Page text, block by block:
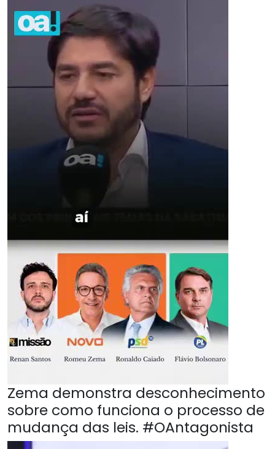
Zema demonstra desconhecimento
sobre como funciona o processo de
mudança das leis. #OAntagonista